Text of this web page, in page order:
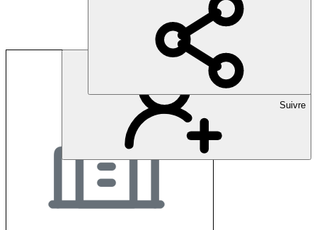
Suivre
Rehaklinik Hasliberg